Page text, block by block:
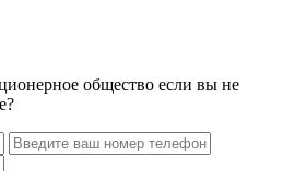
общество если вы не